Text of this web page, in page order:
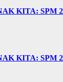
KITA: SPM
KITA: SPM